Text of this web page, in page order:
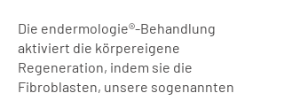
Die endermologie®-Behandlung
aktiviert die körpereigene
Regeneration, indem sie die
Fibroblasten, unsere sogenannten